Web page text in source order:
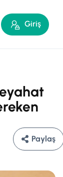
Giriş
Paylaş